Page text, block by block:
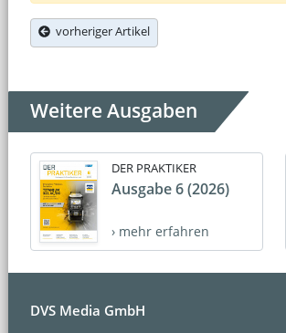
vorheriger Artikel
Weitere Ausgaben
DER PRAKTIKER
Ausgabe 6 (2026)
› mehr erfahren
DVS Media GmbH